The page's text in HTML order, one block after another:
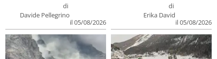
di
Davide Pellegrino
il 05/08/2026
di
Erika David
il 05/08/2026